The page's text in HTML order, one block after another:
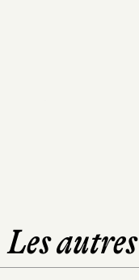
Les